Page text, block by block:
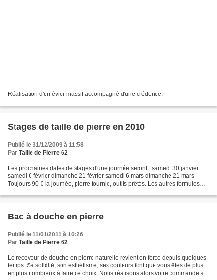
Réalisation d'un évier massif accompagné d'une crédence.
Stages de taille de pierre en 2010
Publié le 31/12/2009 à 11:58
Par Taille de Pierre 62
Les prochaines dates de stages d'une journée seront : samedi 30 janvier
samedi 6 février dimanche 21 février samedi 6 mars dimanche 21 mars
Toujours 90 € la journée, pierre fournie, outils prêtés. Les autres formules
Bac à douche en pierre
Publié le 11/01/2011 à 10:26
Par Taille de Pierre 62
Le receveur de douche en pierre naturelle revient en force depuis quelques
temps. Sa solidité, son esthétisme, ses couleurs font que vous êtes de plus
en plus nombreux à faire ce choix. Nous réalisons alors votre commande sur